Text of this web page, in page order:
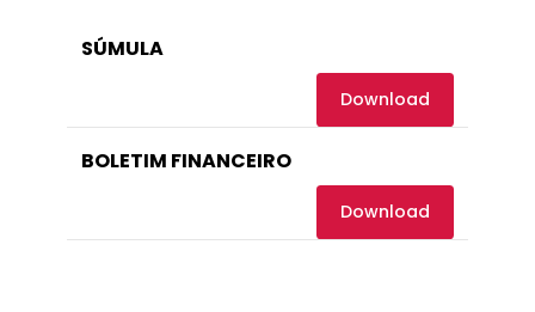
SÚMULA
Download
BOLETIM FINANCEIRO
Download